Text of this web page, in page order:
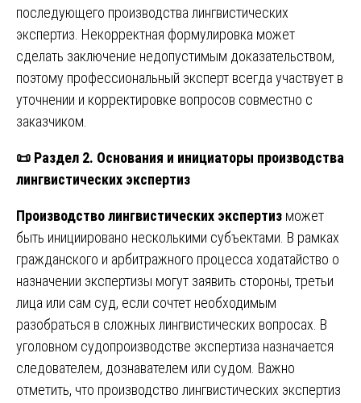
последующего производства лингвистических
экспертиз. Некорректная формулировка может
сделать заключение недопустимым доказательством,
поэтому профессиональный эксперт всегда участвует в
уточнении и корректировке вопросов совместно с
заказчиком.
📜 Раздел 2. Основания и инициаторы производства
лингвистических экспертиз
Производство лингвистических экспертиз может
быть инициировано несколькими субъектами. В рамках
гражданского и арбитражного процесса ходатайство о
назначении экспертизы могут заявить стороны, третьи
лица или сам суд, если сочтет необходимым
разобраться в сложных лингвистических вопросах. В
уголовном судопроизводстве экспертиза назначается
следователем, дознавателем или судом. Важно
отметить, что производство лингвистических экспертиз